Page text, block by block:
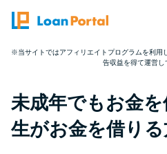
トップページ
おすすめコンテンツ
※当サイトではアフィリエイトプログラムを利用
告収益を得て運営し
未成年でもお金
生がお金を借り